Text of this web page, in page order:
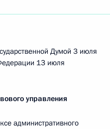
Думой 3 июля
13 июля
управления
административного